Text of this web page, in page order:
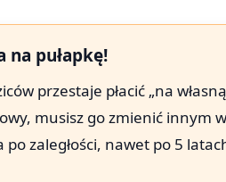
na pułapkę!
przestaje płacić „na
musisz go zmienić innym
zaległości, nawet po 5